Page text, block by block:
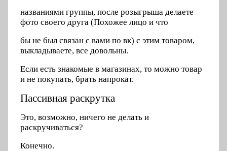
названиями группы, после розыгрыша делаете
фото своего друга (Похожее лицо и что
бы не был связан с вами по вк) с этим товаром,
выкладываете, все довольны.
Если есть знакомые в магазинах, то можно товар
и не покупать, брать напрокат.
Пассивная раскрутка
Это, возможно, ничего не делать и
раскручиваться?
Конечно.